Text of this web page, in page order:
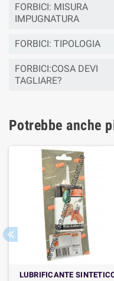
FORBICI: MISURA
IMPUGNATURA
FORBICI: TIPOLOGIA
FORBICI:COSA DEVI
TAGLIARE?
Potrebbe anche
LUBRIFICANTE